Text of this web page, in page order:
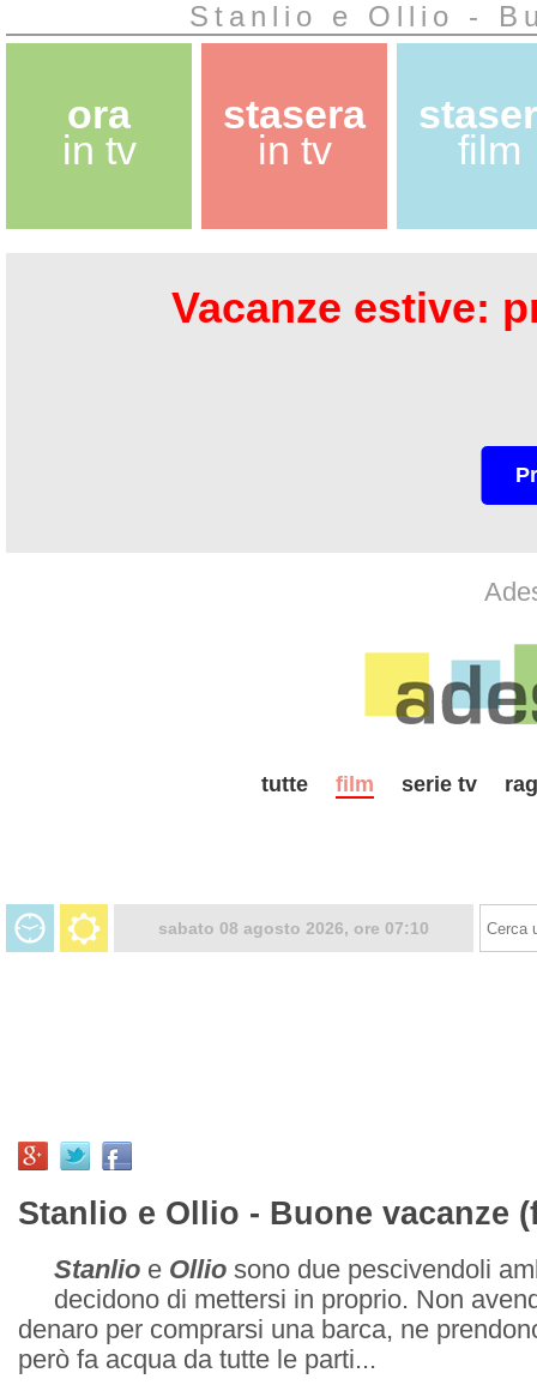
Stanlio e Ollio -
ora
in tv
stasera
in tv
film
Vacanze estive:
tutte film serie tv
sabato 08 agosto 2026, ore 07:10
Stanlio e Ollio - Buone vacanze
Stanlio e Ollio sono due pescivendoli
decidono di mettersi in proprio. Non
denaro per comprarsi una barca, ne
però fa acqua da tutte le parti...